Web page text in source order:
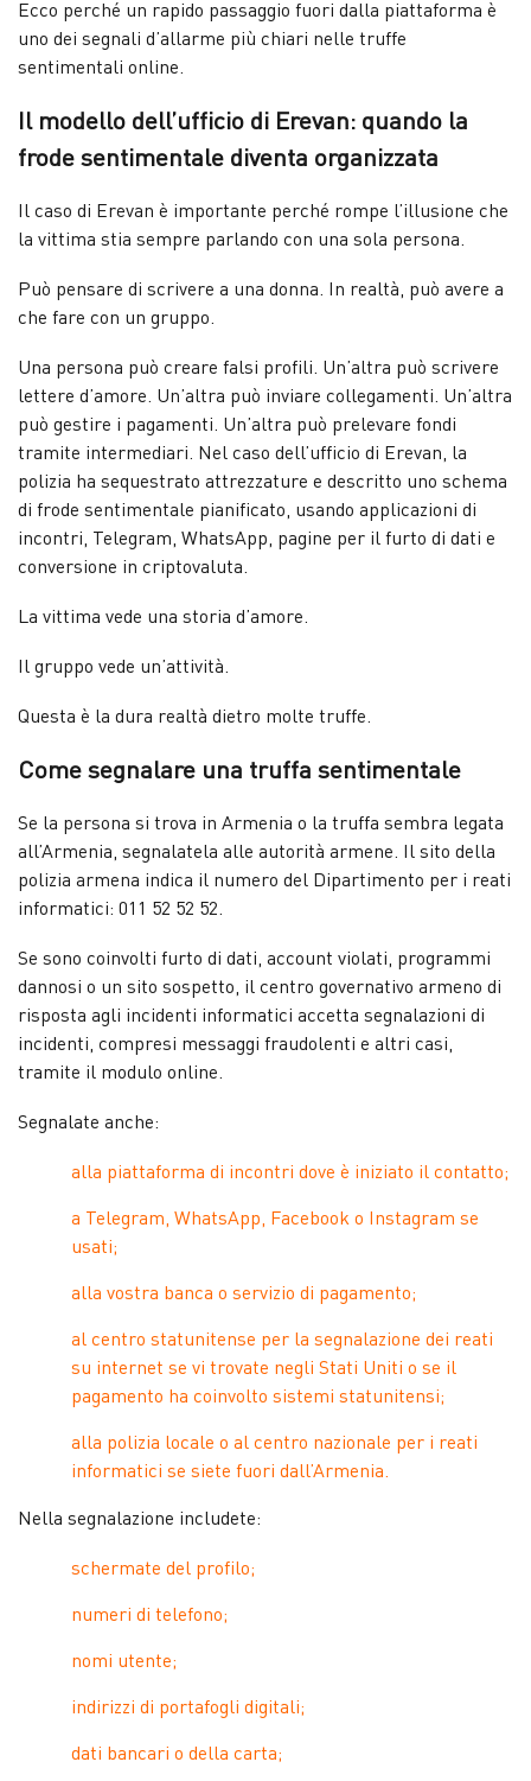
Ecco perché un rapido passaggio fuori dalla piattaforma è
uno dei segnali d’allarme più chiari nelle truffe
sentimentali online.
Il modello dell’ufficio di Erevan: quando la
frode sentimentale diventa organizzata
Il caso di Erevan è importante perché rompe l’illusione che
la vittima stia sempre parlando con una sola persona.
Può pensare di scrivere a una donna. In realtà, può avere a
che fare con un gruppo.
Una persona può creare falsi profili. Un’altra può scrivere
lettere d’amore. Un’altra può inviare collegamenti. Un’altra
può gestire i pagamenti. Un’altra può prelevare fondi
tramite intermediari. Nel caso dell’ufficio di Erevan, la
polizia ha sequestrato attrezzature e descritto uno schema
di frode sentimentale pianificato, usando applicazioni di
incontri, Telegram, WhatsApp, pagine per il furto di dati e
conversione in criptovaluta.
La vittima vede una storia d’amore.
Il gruppo vede un’attività.
Questa è la dura realtà dietro molte truffe.
Come segnalare una truffa sentimentale
Se la persona si trova in Armenia o la truffa sembra legata
all’Armenia, segnalatela alle autorità armene. Il sito della
polizia armena indica il numero del Dipartimento per i reati
informatici: 011 52 52 52.
Se sono coinvolti furto di dati, account violati, programmi
dannosi o un sito sospetto, il centro governativo armeno di
risposta agli incidenti informatici accetta segnalazioni di
incidenti, compresi messaggi fraudolenti e altri casi,
tramite il modulo online.
Segnalate anche:
alla piattaforma di incontri dove è iniziato il contatto;
a Telegram, WhatsApp, Facebook o Instagram se
usati;
alla vostra banca o servizio di pagamento;
al centro statunitense per la segnalazione dei reati
su internet se vi trovate negli Stati Uniti o se il
pagamento ha coinvolto sistemi statunitensi;
alla polizia locale o al centro nazionale per i reati
informatici se siete fuori dall’Armenia.
Nella segnalazione includete:
schermate del profilo;
numeri di telefono;
nomi utente;
indirizzi di portafogli digitali;
dati bancari o della carta;